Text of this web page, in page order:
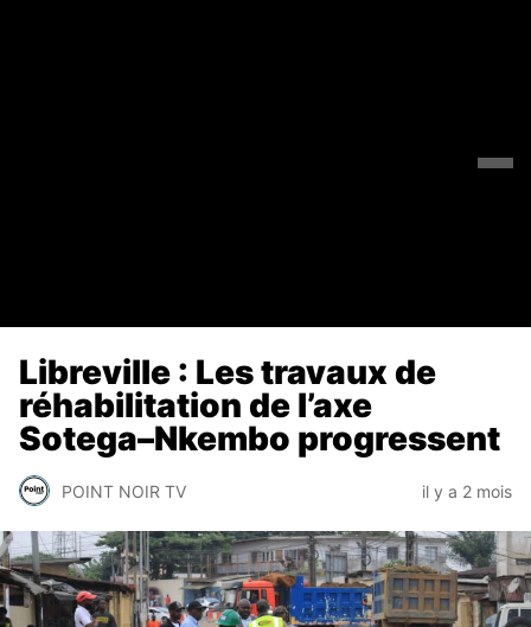
Libreville : Les travaux de
réhabilitation de l’axe
Sotega–Nkembo progressent
POINT NOIR TV il y a 2 mois